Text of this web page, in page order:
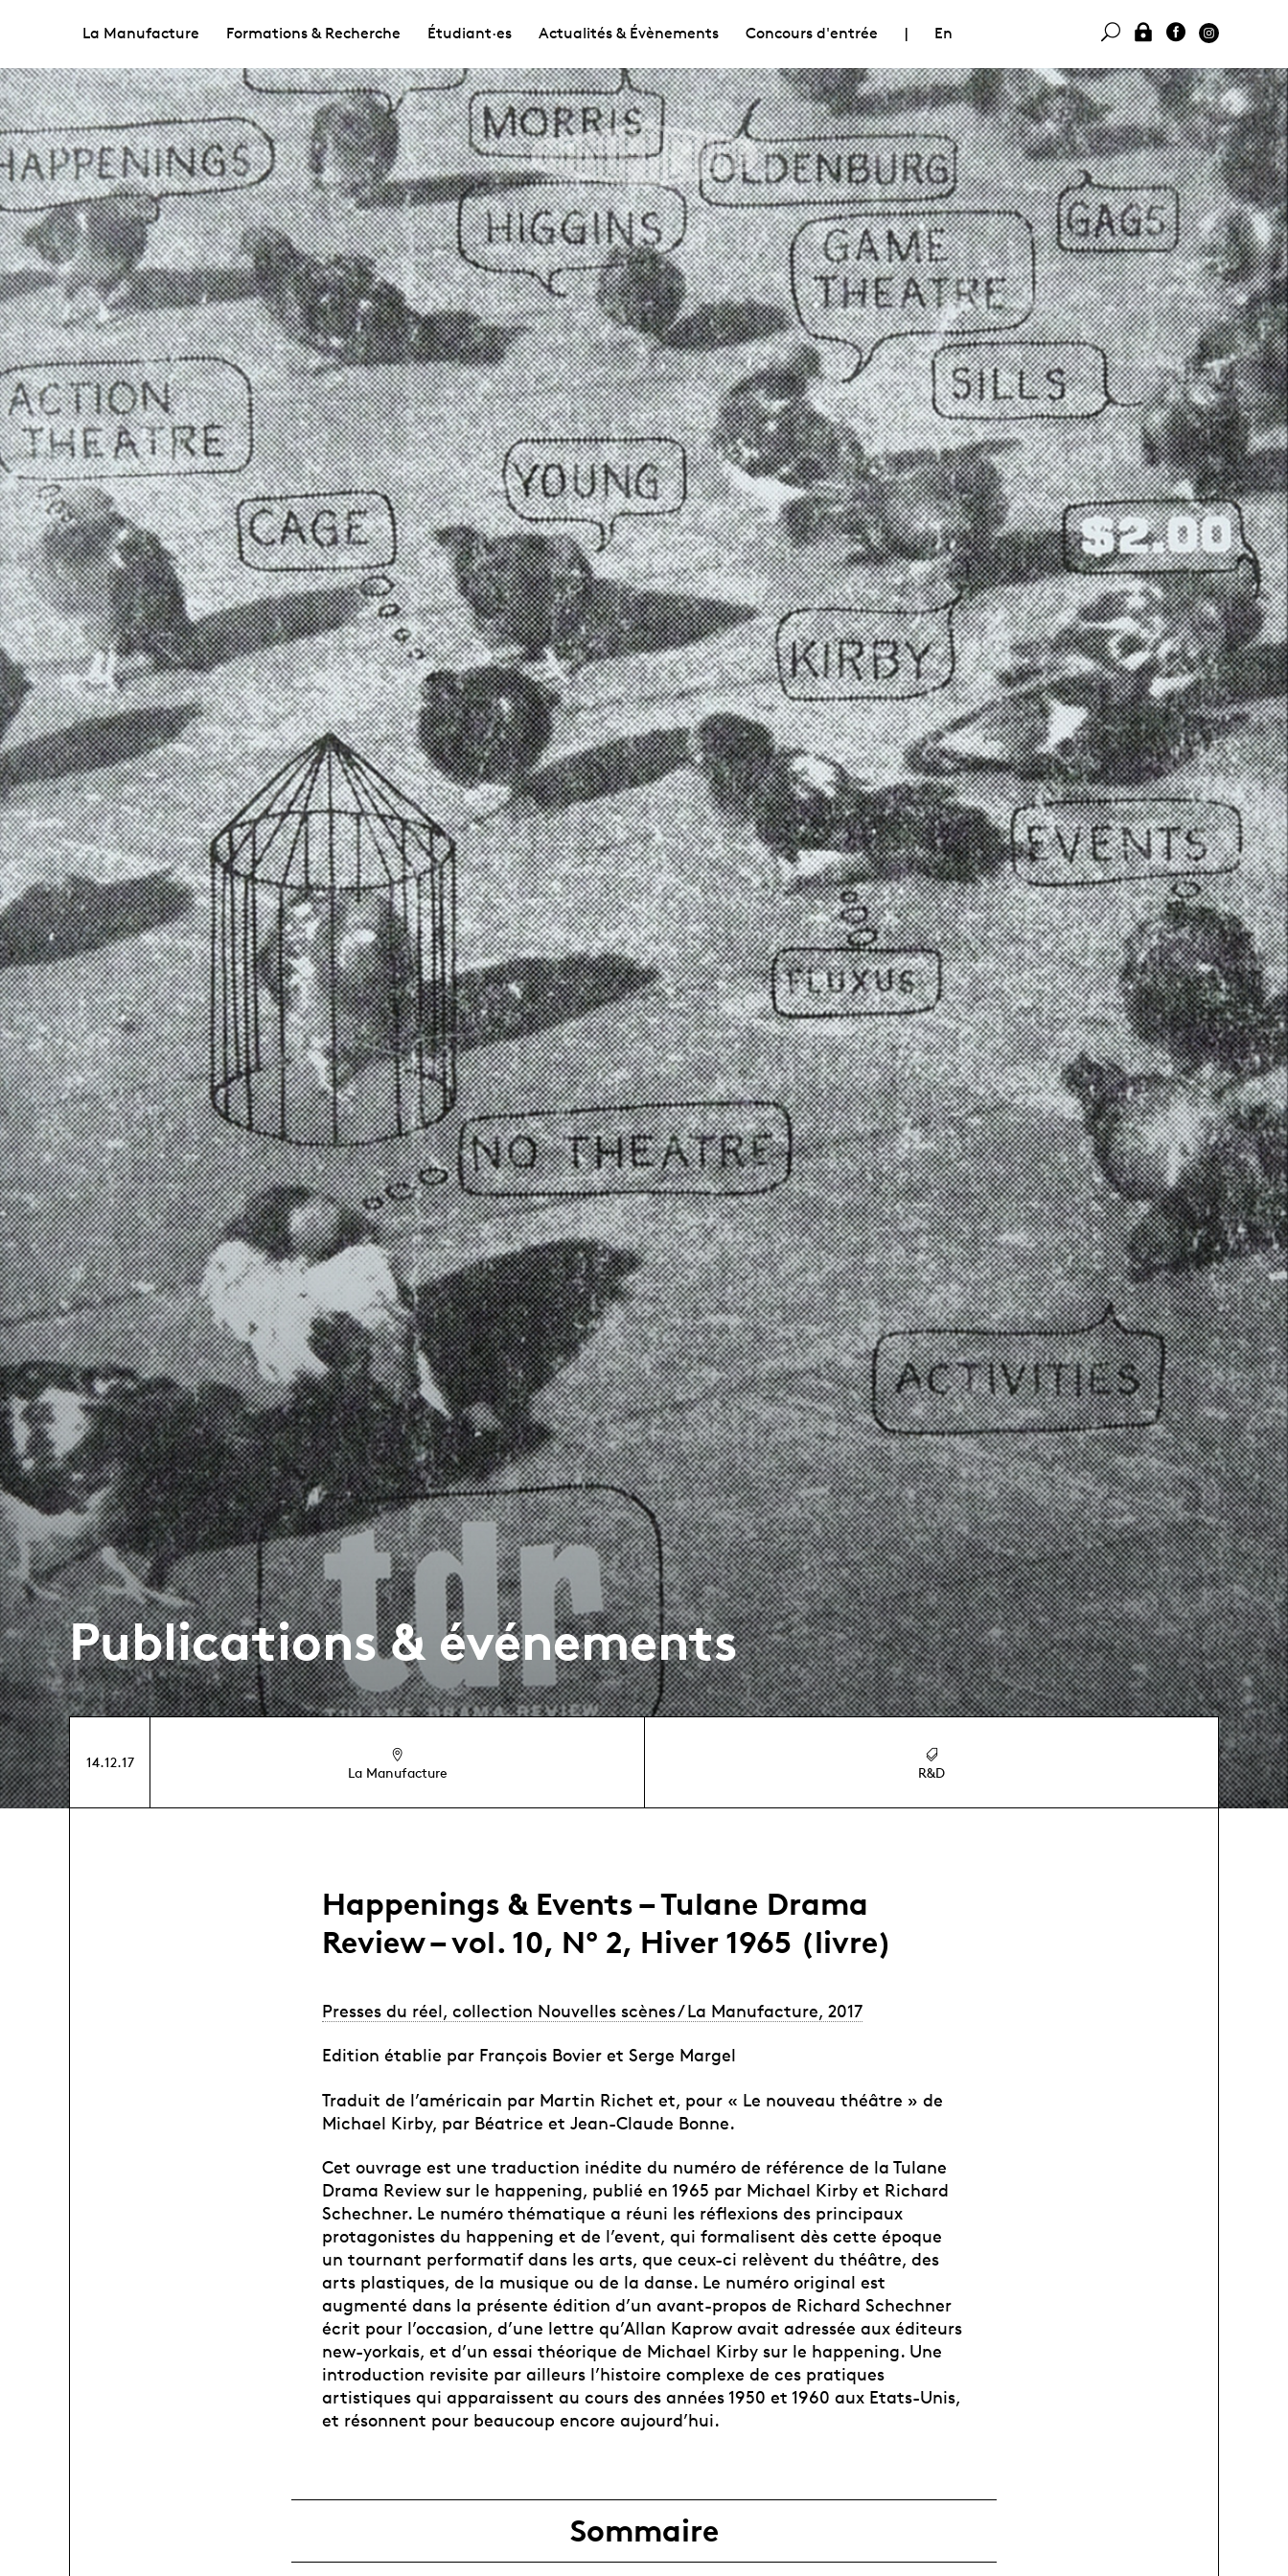
La Manufacture Formations & Recherche Étudiant·es Actualités & Évènements Concours d'entrée | En
Publications & événements
14.12.17
La Manufacture R&D
Happenings & Events – Tulane Drama
Review – vol. 10, Nº 2, Hiver 1965 (livre)
Presses du réel, collection Nouvelles scènes / La Manufacture, 2017
Edition établie par François Bovier et Serge Margel
Traduit de l’américain par Martin Richet et, pour « Le nouveau théâtre » de
Michael Kirby, par Béatrice et Jean-Claude Bonne.
Cet ouvrage est une traduction inédite du numéro de référence de la Tulane
Drama Review sur le happening, publié en 1965 par Michael Kirby et Richard
Schechner. Le numéro thématique a réuni les réflexions des principaux
protagonistes du happening et de l’event, qui formalisent dès cette époque
un tournant performatif dans les arts, que ceux-ci relèvent du théâtre, des
arts plastiques, de la musique ou de la danse. Le numéro original est
augmenté dans la présente édition d’un avant-propos de Richard Schechner
écrit pour l’occasion, d’une lettre qu’Allan Kaprow avait adressée aux éditeurs
new-yorkais, et d’un essai théorique de Michael Kirby sur le happening. Une
introduction revisite par ailleurs l’histoire complexe de ces pratiques
artistiques qui apparaissent au cours des années 1950 et 1960 aux Etats-Unis,
et résonnent pour beaucoup encore aujourd’hui.
Sommaire